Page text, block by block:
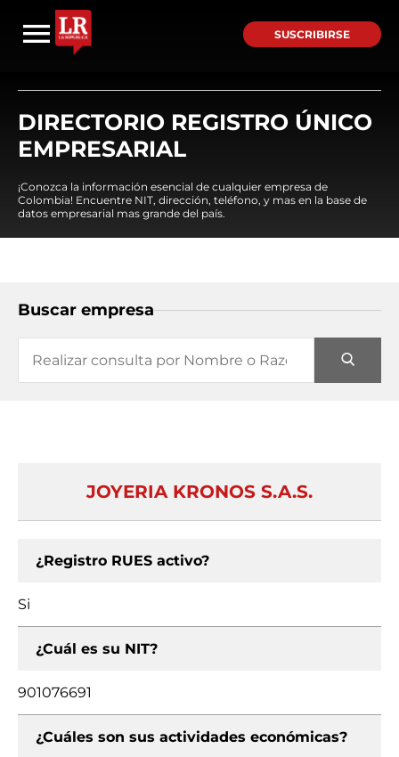
SUSCRIBIRSE
DIRECTORIO REGISTRO ÚNICO
EMPRESARIAL
¡Conozca la información esencial de cualquier empresa de
Colombia! Encuentre NIT, dirección, teléfono, y mas en la base de
datos empresarial mas grande del país.
Buscar empresa
JOYERIA KRONOS S.A.S.
¿Registro RUES activo?
Si
¿Cuál es su NIT?
901076691
¿Cuáles son sus actividades económicas?